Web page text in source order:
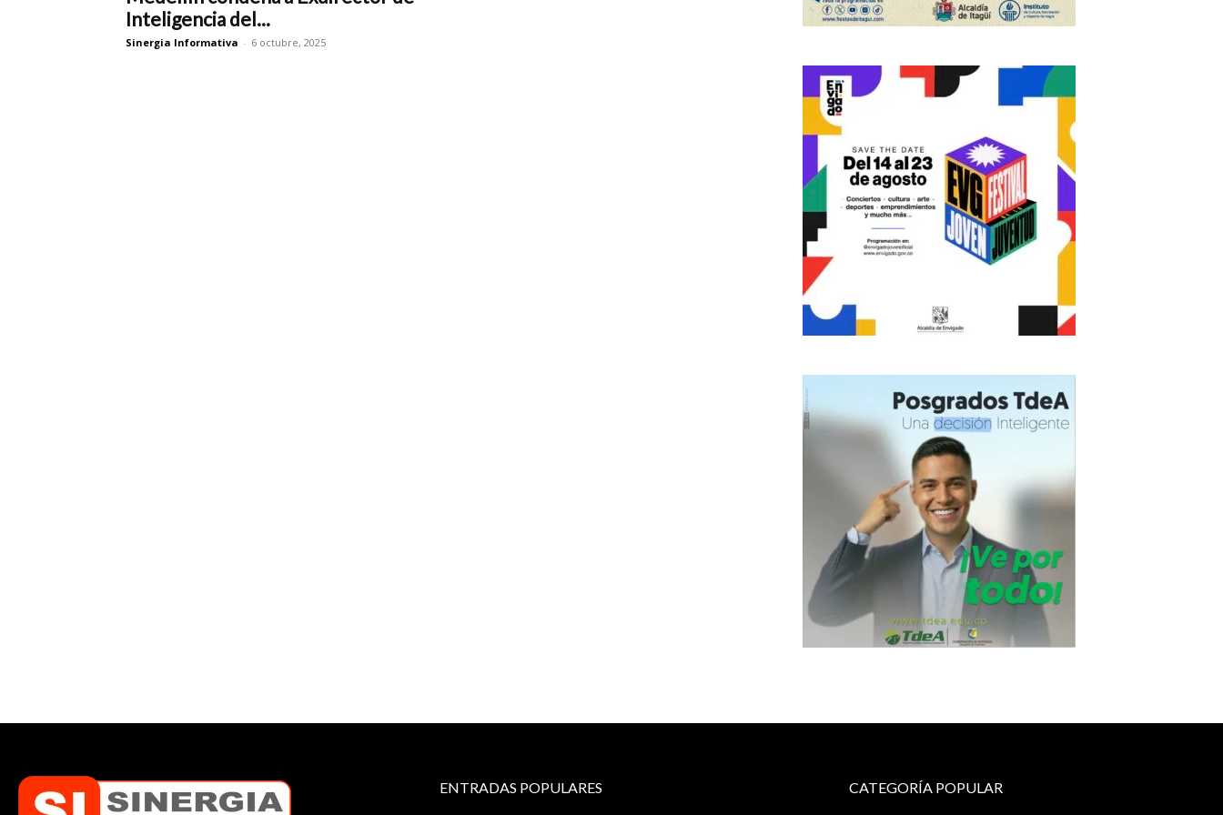
Inteligencia del...
Sinergia Informativa - 6 octubre, 2025
ENTRADAS POPULARES CATEGORÍA POPULAR